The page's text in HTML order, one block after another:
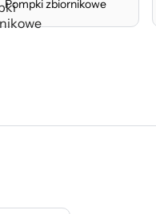
Pompki zbiornikowe